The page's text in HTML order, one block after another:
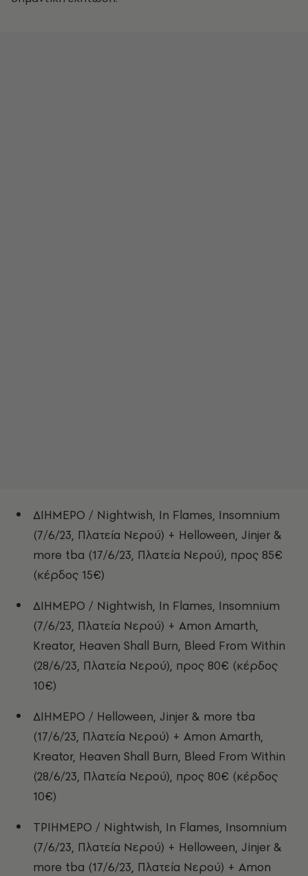
ΔΙΗΜΕΡΟ / Nightwish, In Flames, Insomnium
(7/6/23, Πλατεία Νερού) + Helloween, Jinjer &
more tba (17/6/23, Πλατεία Νερού), προς 85€
(κέρδος 15€)
ΔΙΗΜΕΡΟ / Nightwish, In Flames, Insomnium
(7/6/23, Πλατεία Νερού) + Amon Amarth,
Kreator, Heaven Shall Burn, Bleed From Within
(28/6/23, Πλατεία Νερού), προς 80€ (κέρδος
10€)
ΔΙΗΜΕΡΟ / Helloween, Jinjer & more tba
(17/6/23, Πλατεία Νερού) + Amon Amarth,
Kreator, Heaven Shall Burn, Bleed From Within
(28/6/23, Πλατεία Νερού), προς 80€ (κέρδος
10€)
ΤΡΙΗΜΕΡΟ / Nightwish, In Flames, Insomnium
(7/6/23, Πλατεία Νερού) + Helloween, Jinjer &
more tba (17/6/23, Πλατεία Νερού) + Amon